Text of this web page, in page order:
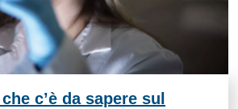
c’è da sapere sul